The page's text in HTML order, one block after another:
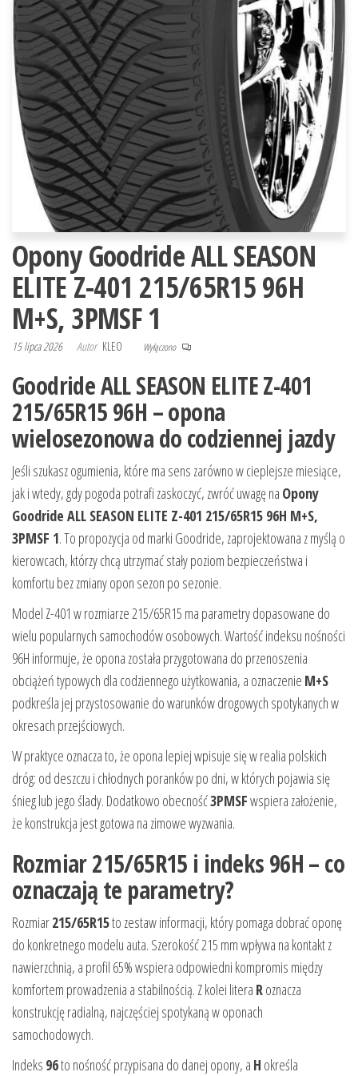
Opony Goodride ALL SEASON
ELITE Z-401 215/65R15 96H
M+S, 3PMSF 1
15 lipca 2026 Autor KLEO Wyłączono
Goodride ALL SEASON ELITE Z-401
215/65R15 96H – opona
wielosezonowa do codziennej jazdy
Jeśli szukasz ogumienia, które ma sens zarówno w cieplejsze miesiące,
jak i wtedy, gdy pogoda potrafi zaskoczyć, zwróć uwagę na Opony
Goodride ALL SEASON ELITE Z-401 215/65R15 96H M+S,
3PMSF 1. To propozycja od marki Goodride, zaprojektowana z myślą o
kierowcach, którzy chcą utrzymać stały poziom bezpieczeństwa i
komfortu bez zmiany opon sezon po sezonie.
Model Z-401 w rozmiarze 215/65R15 ma parametry dopasowane do
wielu popularnych samochodów osobowych. Wartość indeksu nośności
96H informuje, że opona została przygotowana do przenoszenia
obciążeń typowych dla codziennego użytkowania, a oznaczenie M+S
podkreśla jej przystosowanie do warunków drogowych spotykanych w
okresach przejściowych.
W praktyce oznacza to, że opona lepiej wpisuje się w realia polskich
dróg: od deszczu i chłodnych poranków po dni, w których pojawia się
śnieg lub jego ślady. Dodatkowo obecność3PMSFwspiera założenie,
że konstrukcja jest gotowa na zimowe wyzwania.
Rozmiar 215/65R15 i indeks 96H – co
oznaczają te parametry?
Rozmiar215/65R15to zestaw informacji, który pomaga dobrać oponę
do konkretnego modelu auta. Szerokość 215 mm wpływa na kontakt z
nawierzchnią, a profil 65% wspiera odpowiedni kompromis między
komfortem prowadzenia a stabilnością. Z kolei litera Roznacza
konstrukcję radialną, najczęściej spotykaną w oponach
samochodowych.
Indeks 96to nośność przypisana do danej opony, a H określa